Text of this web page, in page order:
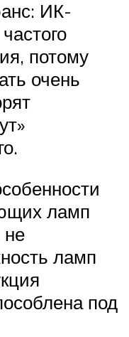
ИК-
потому
очень
ламп
не
ламп
под